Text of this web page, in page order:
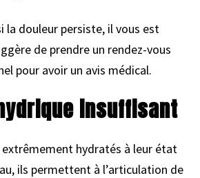
la douleur persiste, il vous est
de prendre un rendez-vous
pour avoir un avis médical.
insuffisant
hydratés à leur état
ils permettent à l’articulation de